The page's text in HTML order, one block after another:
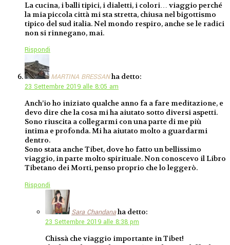
La cucina, i balli tipici, i dialetti, i colori… viaggio perché
la mia piccola città mi sta stretta, chiusa nel bigottismo
tipico del sud italia. Nel mondo respiro, anche se le radici
non si rinnegano, mai.
Rispondi
MARTINA BRESSANha detto:
23 Settembre 2019 alle 8:05 am
Anch’io ho iniziato qualche anno fa a fare meditazione, e
devo dire che la cosa mi ha aiutato sotto diversi aspetti.
Sono riuscita a collegarmi con una parte di me più
intima e profonda. Mi ha aiutato molto a guardarmi
dentro.
Sono stata anche Tibet, dove ho fatto un bellissimo
viaggio, in parte molto spirituale. Non conoscevo il Libro
Tibetano dei Morti, penso proprio che lo leggerò.
Rispondi
Sara Chandanaha detto:
23 Settembre 2019 alle 8:38 pm
Chissà che viaggio importante in Tibet!